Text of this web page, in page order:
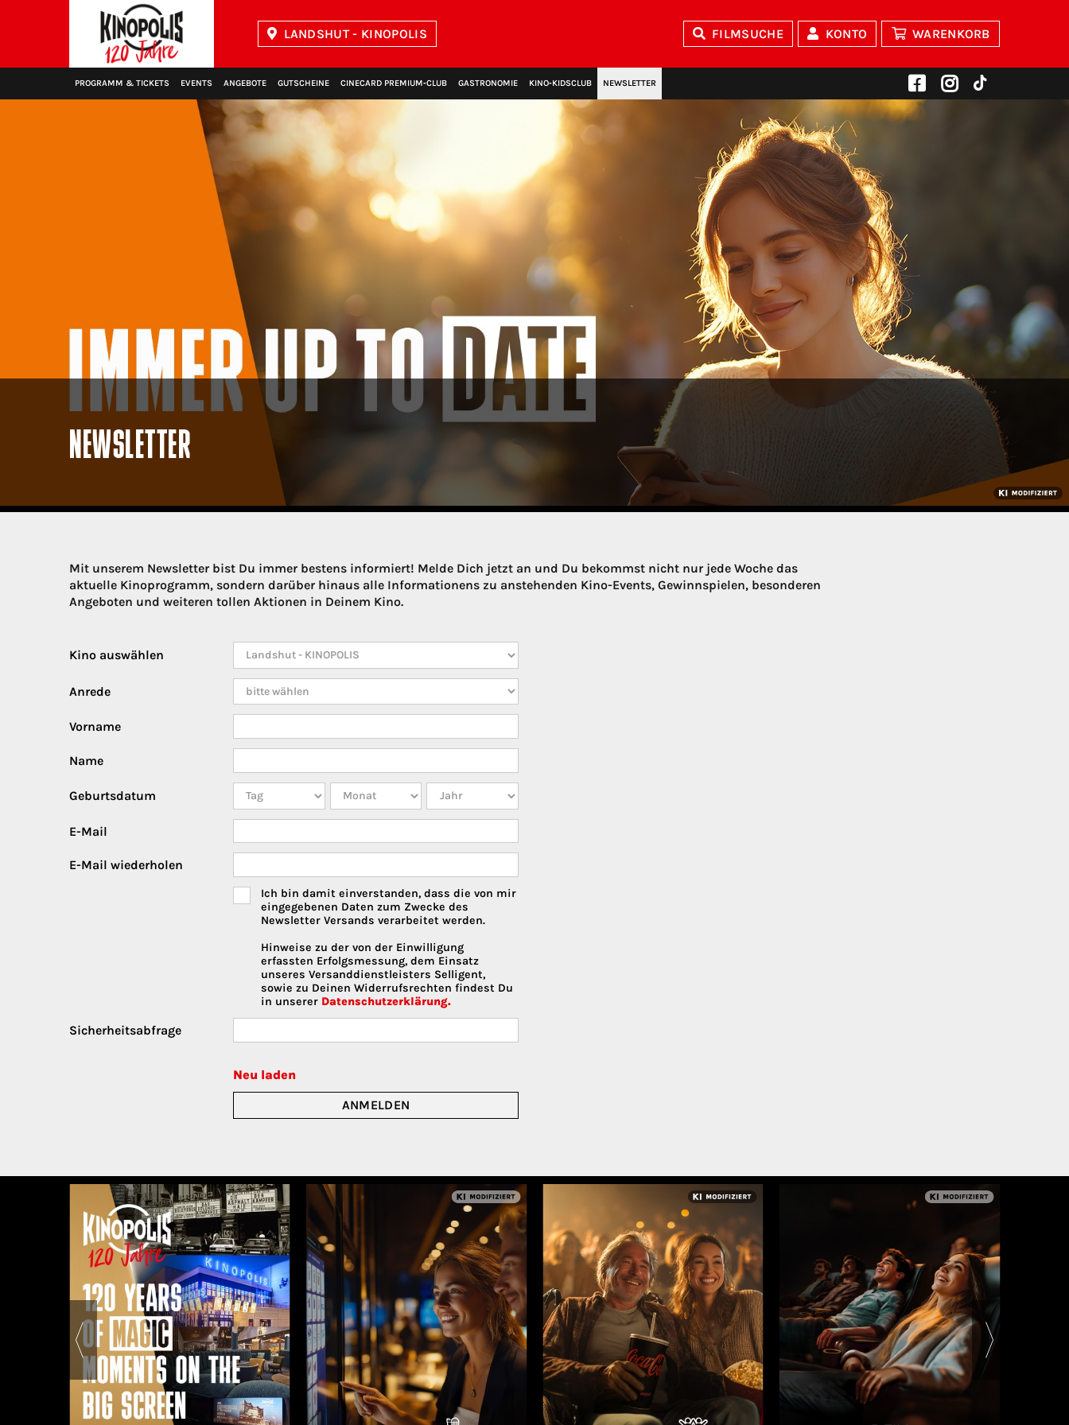
LANDSHUT - KINOPOLIS FILMSUCHE KONTO WARENKORB
PROGRAMM & TICKETS EVENTS ANGEBOTE GUTSCHEINE CINECARD PREMIUM‑CLUB GASTRONOMIE KINO‑KIDSCLUB NEWSLETTER
NEWSLETTER
Mit unserem Newsletter bist Du immer bestens informiert! Melde Dich jetzt an und Du bekommst nicht nur jede Woche das
aktuelle Kinoprogramm, sondern darüber hinaus alle Informationens zu anstehenden Kino-Events, Gewinnspielen, besonderen
Angeboten und weiteren tollen Aktionen in Deinem Kino.
Kino auswählen
Anrede
Vorname
Name
Geburtsdatum
E-Mail
E-Mail wiederholen
Ich bin damit einverstanden, dass die von mir
eingegebenen Daten zum Zwecke des
Newsletter Versands verarbeitet werden.
Hinweise zu der von der Einwilligung
erfassten Erfolgsmessung, dem Einsatz
unseres Versanddienstleisters Selligent,
sowie zu Deinen Widerrufsrechten findest Du
in unserer Datenschutzerklärung.
Sicherheitsabfrage
Neu laden